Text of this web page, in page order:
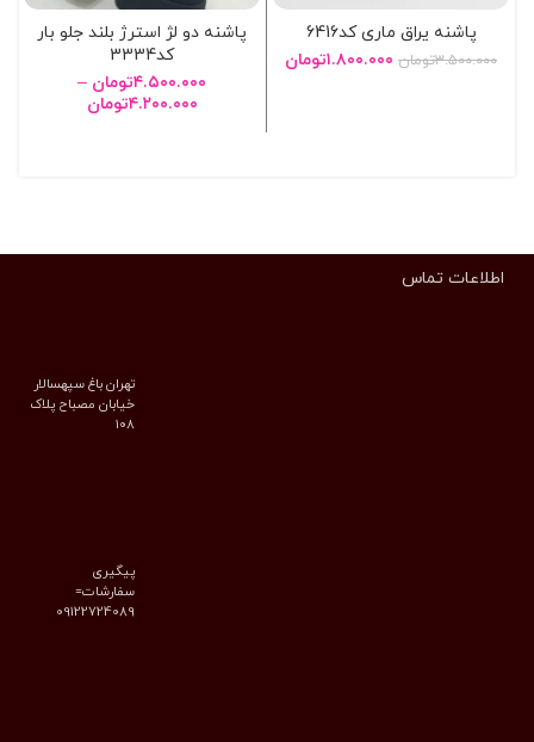
پاشنه یراق ماری کد6416
۳.۵۰۰.۰۰۰تومان ۱.۸۰۰.۰۰۰تومان
پاشنه دو لژ استرژ بلند جلو بار
کد3334
۴.۵۰۰.۰۰۰تومان –
۴.۲۰۰.۰۰۰تومان
اطلاعات تماس
تهران باغ سپهسالار
خیابان مصباح پلاک
۱۰۸
پیگیری
سفارشات=
09122724089